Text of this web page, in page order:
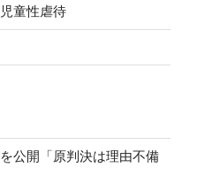
童性虐待
公開「原判決は理由不備